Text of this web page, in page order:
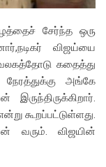
சேர்ந்த ஒரு
விஜய்யை
கதைத்து
நேரத்துக்கு அங்கே
கூறப்பட்டுள்ளது.
வரும். விஜயின்